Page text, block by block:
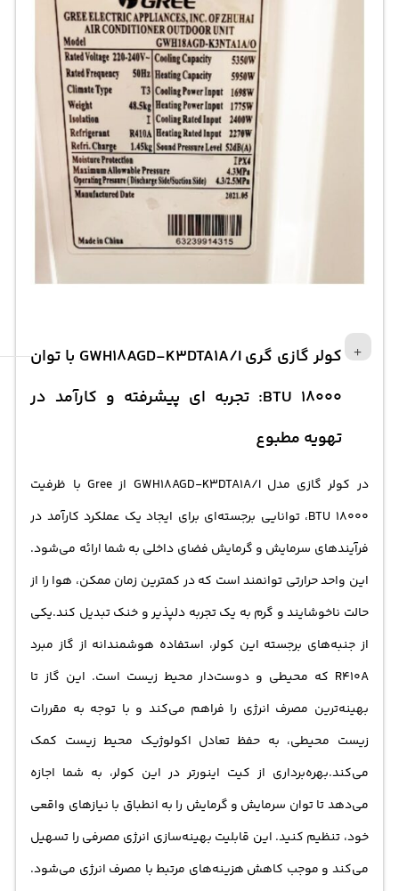
کولر گازی گری GWH18AGD-K3DTA1A/I با توان
18000 BTU: تجربه ای پیشرفته و کارآمد در
تهویه مطبوع
در کولر گازی مدل GWH18AGD-K3DTA1A/I از Gree با ظرفیت
18000 BTU، توانایی برجسته‌ای برای ایجاد یک عملکرد کارآمد در
فرآیندهای سرمایش و گرمایش فضای داخلی به شما ارائه می‌شود.
این واحد حرارتی توانمند است که در کمترین زمان ممکن، هوا را از
حالت ناخوشایند و گرم به یک تجربه دلپذیر و خنک تبدیل کند.یکی
از جنبه‌های برجسته این کولر، استفاده هوشمندانه از گاز مبرد
R410A که محیطی و دوست‌دار محیط زیست است. این گاز تا
بهینه‌ترین مصرف انرژی را فراهم می‌کند و با توجه به مقررات
زیست محیطی، به حفظ تعادل اکولوژیک محیط زیست کمک
می‌کند.بهره‌برداری از کیت اینورتر در این کولر، به شما اجازه
می‌دهد تا توان سرمایش و گرمایش را به انطباق با نیازهای واقعی
خود، تنظیم کنید. این قابلیت بهینه‌سازی انرژی مصرفی را تسهیل
می‌کند و موجب کاهش هزینه‌های مرتبط با مصرف انرژی می‌شود.